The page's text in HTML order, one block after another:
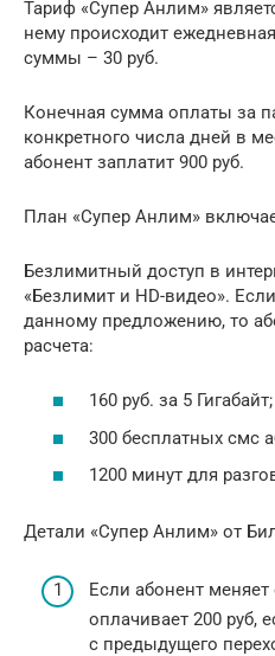
Тариф «Супер Анлим»
нему происходит
суммы – 30 руб.
Конечная сумма оплаты за
конкретного числа дней в
абонент заплатит 900 руб.
План «Супер Анлим»
Безлимитный доступ в
«Безлимит и HD-видео».
данному предложению, то
расчета:
160 руб. за 5 Гигабайт;
300 бесплатных смс
1200 минут для
Детали «Супер Анлим» от
Если абонент
оплачивает 200 руб,
с предыдущего